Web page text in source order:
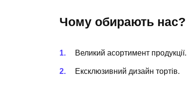
Чому обирають нас?
Великий асортимент продукції.
Ексклюзивний дизайн тортів.